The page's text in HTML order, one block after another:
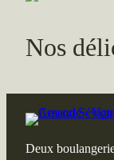
Nos
Deux